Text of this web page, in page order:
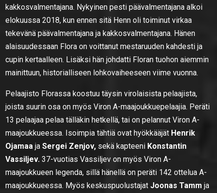
kakkosvalmentajana. Nykyinen pesti päävalmentajana alkoi
elokuussa 2018, kun ennen sitä Henn oli toiminut virkaa
tekevänä päävalmentajana ja kakkosvalmentajana. Hänen
alaisuudessaan Flora on voittanut mestaruuden kahdesti ja
cupin kertaalleen. Lisäksi hän johdatti Floran tuohon aiemmin
mainittuun, historialliseen lohkovaiheeseen viime vuonna.
Pelaajisto Florassa koostuu täysin virolaisista pelaajista,
joista suurin osa on myös Viron A-maajoukkuepelaajia. Peräti
13 pelaajaa pelaa tälläkin hetkellä, tai on pelannut Viron A-
maajoukkueessa. Isoimpia tähtiä ovat hyökkääjät Henrik
Ojamaa jaSergei Zenjov, sekä kapteeni Konstantin
Vassiljev. 37-vuotias Vassiljev on myös Viron A-
maajoukkueen legenda, sillä hänellä on peräti 142 ottelua A-
maajoukkueessa. Myös keskuspuolustajat Joonas Tamm ja